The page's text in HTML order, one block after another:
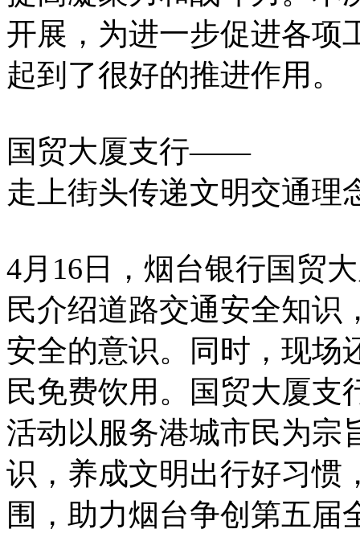
开展，为进一步促进各项
起到了很好的推进作用。
国贸大厦支行——
走上街头传递文明交通理
4月16日，烟台银行国贸
民介绍道路交通安全知识
安全的意识。同时，现场
民免费饮用。国贸大厦支
活动以服务港城市民为宗
识，养成文明出行好习惯
围，助力烟台争创第五届